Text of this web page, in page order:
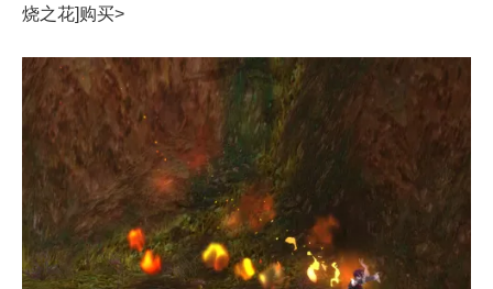
烧之花]购买>